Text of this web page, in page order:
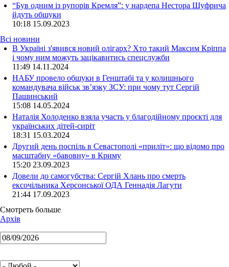
“Був одним із рупорів Кремля”: у нардепа Нестора Шуфрича
йдуть обшуки
10:18 15.09.2023
Всі новини
В Україні з'явився новий олігарх? Хто такий Максим Кріппа
і чому ним можуть зацікавитись спецслужби
11:49 14.11.2024
НАБУ провело обшуки в Генштабі та у колишнього
командувача військ зв’язку ЗСУ: при чому тут Сергій
Пашинський
15:08 14.05.2024
Наталія Холоденко взяла участь у благодійному проєкті для
українських дітей-сиріт
18:31 15.03.2024
Другий день поспіль в Севастополі «приліт»: що відомо про
масштабну «бавовну» в Криму
15:20 23.09.2023
Довели до самогубства: Сергій Хлань про смерть
ексочільника Херсонської ОДА Геннадія Лагути
21:44 17.09.2023
Смотреть больше
Архів